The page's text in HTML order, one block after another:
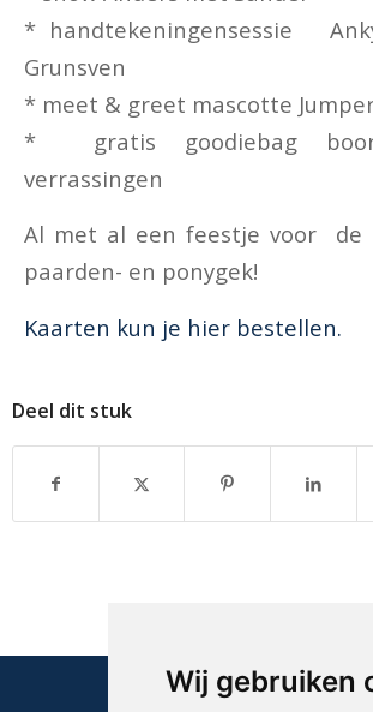
Wij gebruiken
* handtekeningensessie
Grunsven
* meet & greet mascotte
* gratis goodiebag
verrassingen
Al met al een feestje voor de
paarden- en ponygek!
Kaarten kun je hier bestellen.
Deel dit stuk